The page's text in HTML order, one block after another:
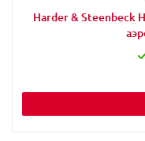
Harder & Steenbeck